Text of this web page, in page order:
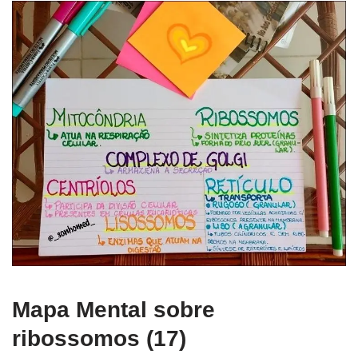
Mapa Mental sobre
ribossomos (17)